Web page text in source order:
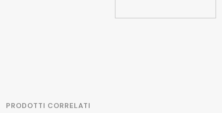
PRODOTTI CORRELATI